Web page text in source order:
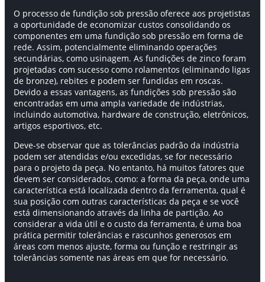
O processo de fundição sob pressão oferece aos projetistas
a oportunidade de economizar custos consolidando os
componentes em uma fundição sob pressão em forma de
rede. Assim, potencialmente eliminando operações
secundárias, como usinagem. As fundições de zinco foram
projetadas com sucesso como rolamentos (eliminando ligas
de bronze), rebites e podem ser fundidas em roscas.
Devido a essas vantagens, as fundições sob pressão são
encontradas em uma ampla variedade de indústrias,
incluindo automotiva, hardware de construção, eletrônicos,
artigos esportivos, etc.
Deve-se observar que as tolerâncias padrão da indústria
podem ser atendidas e/ou excedidas, se for necessário
para o projeto da peça. No entanto, há muitos fatores que
devem ser considerados, como: a forma da peça, onde uma
característica está localizada dentro da ferramenta, qual é
sua posição com outras características da peça e se você
está dimensionando através da linha de partição. Ao
considerar a vida útil e o custo da ferramenta, é uma boa
prática permitir tolerâncias e rascunhos generosos em
áreas com menos ajuste, forma ou função e restringir as
tolerâncias somente nas áreas em que for necessário.